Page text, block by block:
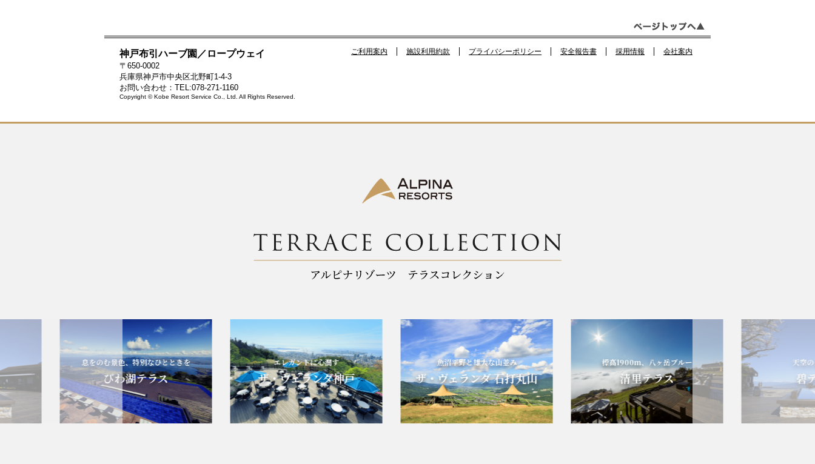
o
k
m
神戸布引ハーブ園／ロープウェイ
〒650-0002
兵庫県神戸市中央区北野町1-4-3
お問い合わせ：TEL:078-271-1160
Copyright © Kobe Resort Service Co., Ltd. All Rights Reserved.
息をのむ景色、特別なひとときを
びわ湖テラス
エレガントに心潤す
ザ・ヴェランダ神戸
魚沼平野と雄大な山並み
ザ・ヴェランダ 石打丸山
標高1900m、八ヶ岳ブルー
清里テラス
天空の碧
碧テ
ご利用案内 施設利用約款 プライバシーポリシー 安全報告書 採用情報 会社案内